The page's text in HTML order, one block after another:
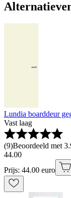
Lundia boarddeur
Vast laag
(9)Beoordeeld met
44.00
Prijs: 44.00 euro